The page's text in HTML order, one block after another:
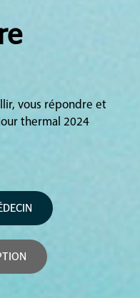
vous répondre et
thermal 2024